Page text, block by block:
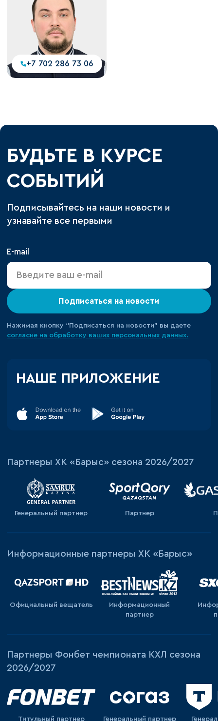
+7 702 286 73 06
БУДЬТЕ В КУРСЕ
СОБЫТИЙ
Подписывайтесь на наши новости и
узнавайте все первыми
E-mail
Подписаться на новости
Нажимая кнопку “Подписаться на новости” вы даете
согласие на обработку ваших персональных данных.
НАШЕ ПРИЛОЖЕНИЕ
Партнеры ХК «Барыс» сезона 2026/2027
Генеральный партнер Партнер
Информационные партнеры ХК «Барыс»
Официальный вещатель
Информационный
партнер
Партнеры Фонбет чемпионата КХЛ сезона
2026/2027
Титульный партнер Генеральный партнер